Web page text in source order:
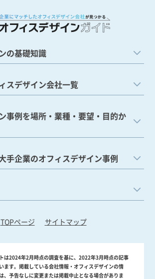
の基礎知識
スデザイン会社一覧
事例を場所・業種・要望・目的か
手企業のオフィスデザイン事例
TOPページ サイトマップ
は2024年2月時点の調査を基に、2022年3月時点の記事
ます。掲載している会社情報・オフィスデザインの情
、予告なしに変更または掲載中止となる場合がありま